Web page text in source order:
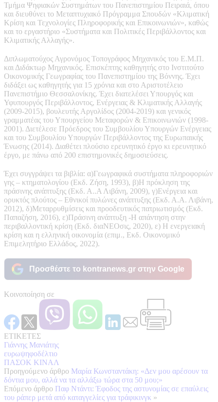
Τμήμα Ψηφιακών Συστημάτων του Πανεπιστημίου Πειραιά, όπου
και διευθύνει το Μεταπτυχιακό Πρόγραμμα Σπουδών «Κλιματική
Κρίση και Τεχνολογίες Πληροφορικής και Επικοινωνιών», καθώς
και το εργαστήριο «Συστήματα και Πολιτικές Περιβάλλοντος και
Κλιματικής Αλλαγής».
Διπλωματούχος Αγρονόμος Τοπογράφος Μηχανικός του Ε.Μ.Π.
και Διδάκτωρ Μηχανικός. Επισκέπτης καθηγητής στο Ινστιτούτο
Οικονομικής Γεωγραφίας του Πανεπιστημίου της Βόννης. Έχει
διδάξει ως καθηγητής για 15 χρόνια και στο Αριστοτέλειο
Πανεπιστήμιο Θεσσαλονίκης. Έχει διατελέσει Υπουργός και
Υφυπουργός Περιβάλλοντος, Ενέργειας & Κλιματικής Αλλαγής
(2009-2015), βουλευτής Αργολίδος (2004-2019) και γενικός
γραμματέας του Υπουργείου Μεταφορών & Επικοινωνιών (1998-
2001). Διετέλεσε Πρόεδρος του Συμβουλίου Υπουργών Ενέργειας
και του Συμβουλίου Υπουργών Περιβάλλοντος της Ευρωπαικής
Ένωσης (2014). Διαθέτει πλούσιο ερευνητικό έργο κι ερευνητικό
έργο, με πάνω από 200 επιστημονικές δημοσιεύσεις.
Έχει συγγράψει τα βιβλία: α)Γεωγραφικά συστήματα πληροφοριών
γης – κτηματολογίου (Εκδ. Ζήση, 1993), β)Η πρόκληση της
πράσινης ανάπτυξης (Εκδ. Α..Α Λιβάνη, 2009), γ)Ενέργεια και
ορυκτός πλούτος – Εθνικοί πυλώνες ανάπτυξης (Εκδ. Α.Α. Λιβάνη,
2012), δ)Μεταρρυθμίσεις και προοδευτικός πατριωτισμός (Εκδ.
Παπαζήση, 2016), ε)Πράσινη ανάπτυξη -Η απάντηση στην
περιβαλλοντική κρίση (Εκδ. διαΝΕΟσις, 2020), ε) Η ενεργειακή
κρίση και η ελληνική οικονομία (επιμ., Εκδ. Οικονομικό
Επιμελητήριο Ελλάδος, 2022).
Προσθέστε το kontranews.gr στην Google
Κοινοποίηση σε
ΕΤΙΚΕΤΕΣ
Γιάννης Μανιάτης
ευρωψηφοδέλτιο
ΠΑΣΟΚ ΚΙΝΑΛ
Προηγούμενο άρθρο Μαρία Κωνσταντάκη: «Δεν μου αρέσουν τα
δόντια μου, αλλά να τα αλλάξω τώρα στα 50 μου;»
Επόμενο άρθρο Παφ Ντάντι: Έφοδος της αστυνομίας σε επαύλεις
του ράπερ μετά από καταγγελίες για τράφικινγκ »